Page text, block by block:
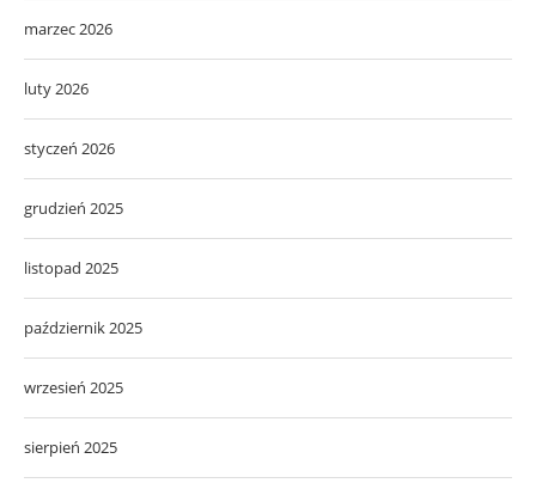
marzec 2026
luty 2026
styczeń 2026
grudzień 2025
listopad 2025
październik 2025
wrzesień 2025
sierpień 2025